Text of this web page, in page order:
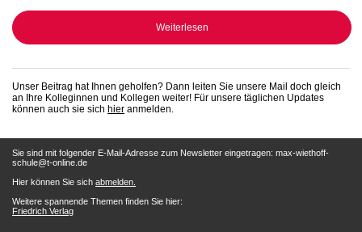
Weiterlesen
Unser Beitrag hat Ihnen geholfen? Dann leiten Sie unsere Mail doch gleich
an Ihre Kolleginnen und Kollegen weiter! Für unsere täglichen Updates
können auch sie sich hier anmelden.
Sie sind mit folgender E-Mail-Adresse zum Newsletter eingetragen: max-wiethoff-
schule@t-online.de
Hier können Sie sich abmelden.
Weitere spannende Themen finden Sie hier:
Friedrich Verlag